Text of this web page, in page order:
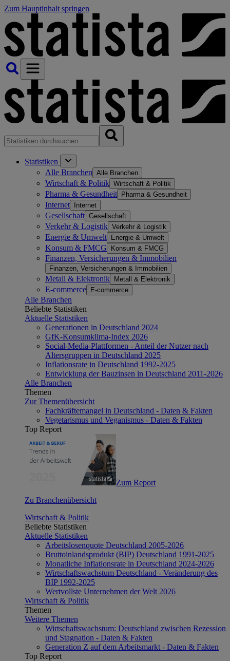
Zum Hauptinhalt springen
Statistiken
Alle Branchen Alle Branchen
Wirtschaft & Politik Wirtschaft & Politik
Pharma & Gesundheit Pharma & Gesundheit
Internet Internet
Gesellschaft Gesellschaft
Verkehr & Logistik Verkehr & Logistik
Energie & Umwelt Energie & Umwelt
Konsum & FMCG Konsum & FMCG
Finanzen, Versicherungen & Immobilien
Finanzen, Versicherungen & Immobilien
Metall & Elektronik Metall & Elektronik
E-commerce E-commerce
Alle Branchen
Beliebte Statistiken
Aktuelle Statistiken
Generationen in Deutschland 2024
GfK-Konsumklima-Index 2026
Social-Media-Plattformen - Anteil der Nutzer nach
Altersgruppen in Deutschland 2025
Inflationsrate in Deutschland 1992-2025
Entwicklung der Bauzinsen in Deutschland 2011-2026
Alle Branchen
Themen
Zur Themenübersicht
Fachkräftemangel in Deutschland - Daten & Fakten
Vegetarismus und Veganismus - Daten & Fakten
Top Report
Zum Report
Zu Branchenübersicht
Wirtschaft & Politik
Beliebte Statistiken
Aktuelle Statistiken
Arbeitslosenquote Deutschland 2005-2026
Bruttoinlandsprodukt (BIP) Deutschland 1991-2025
Monatliche Inflationsrate in Deutschland 2024-2026
Wirtschaftswachstum Deutschland - Veränderung des
BIP 1992-2025
Wertvollste Unternehmen der Welt 2026
Wirtschaft & Politik
Themen
Weitere Themen
Wirtschaftswachstum: Deutschland zwischen Rezession
und Stagnation - Daten & Fakten
Generation Z auf dem Arbeitsmarkt - Daten & Fakten
Top Report